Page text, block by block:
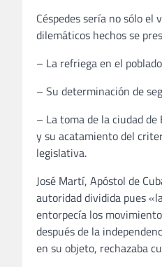
Céspedes sería no sólo
dilemáticos hechos se
– La refriega en el
– Su determinación de
– La toma de la ciudad
y su acatamiento del
legislativa.
José Martí, Apóstol de
autoridad dividida pues
entorpecía los
después de la
en su objeto, rechazaba